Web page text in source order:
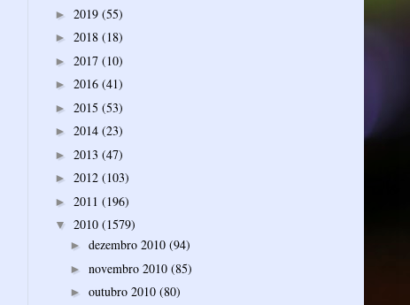
► 2019 (55)
► 2018 (18)
► 2017 (10)
► 2016 (41)
► 2015 (53)
► 2014 (23)
► 2013 (47)
► 2012 (103)
► 2011 (196)
▼ 2010 (1579)
► dezembro 2010 (94)
► novembro 2010 (85)
► outubro 2010 (80)